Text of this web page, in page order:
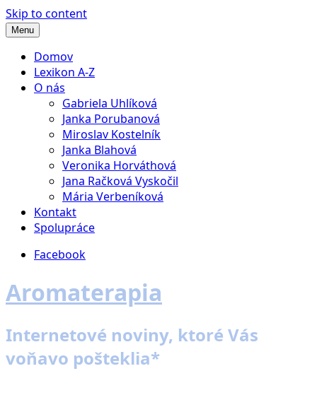
Skip to content
Menu
Domov
Lexikon A-Z
O nás
Gabriela Uhlíková
Janka Porubanová
Miroslav Kostelník
Janka Blahová
Veronika Horváthová
Jana Račková Vyskočil
Mária Verbeníková
Kontakt
Spolupráce
Facebook
Aromaterapia
Internetové noviny, ktoré Vás
voňavo pošteklia*